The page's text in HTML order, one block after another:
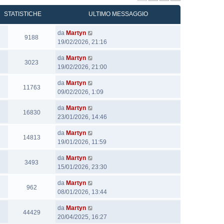
STATISTICHE ULTIMO MESSAGGIO
9188
U
l
t
i
m
m
e
s
s
a
g
g
i
o
da Martyn
19/02/2026, 21:16
3023
i
U
l
i
m
m
e
s
s
g
g
i
o
da Martyn
19/02/2026, 21:00
11763V
i
U
l
t
i
m
m
e
s
s
a
g
g
i
o
da Martyn
09/02/2026, 1:09
16830V
i
U
l
i
m
m
e
s
s
g
g
da Martyn
23/01/2026, 14:46
14813V
U
l
t
i
m
m
e
s
s
a
da Martyn
19/01/2026, 11:59
3493
U
l
i
m
m
e
da Martyn
15/01/2026, 23:30
962V
i
U
l
t
i
m
da Martyn
08/01/2026, 13:44
44429V
U
l
da Martyn
20/04/2025, 16:27